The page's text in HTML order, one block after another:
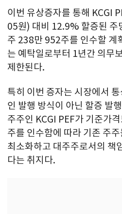
이번 유상증자를 통해 KCGI
05원) 대비 12.9% 할증된 주
주 238만 952주를 인수할 계
는 예탁일로부터 1년간 의무
제한된다.
특히 이번 증자는 시장에서
인 발행 방식이 아닌 할증 발
주주인 KCGI PEF가 기준가
주를 인수함에 따라 기존 주
최소화하고 대주주로서의 책
다는 취지다.